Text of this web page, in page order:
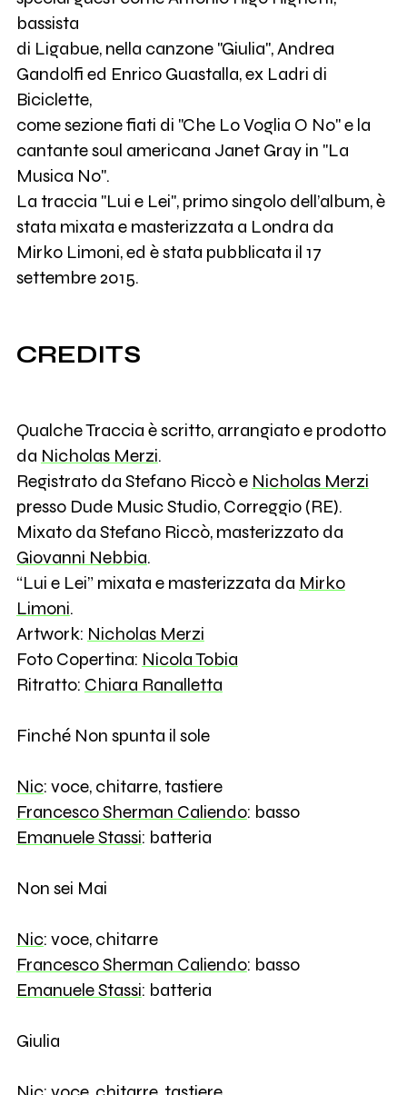
bassista
di Ligabue, nella canzone "Giulia", Andrea
Gandolfi ed Enrico Guastalla, ex Ladri di
Biciclette,
come sezione fiati di "Che Lo Voglia O No" e la
cantante soul americana Janet Gray in "La
Musica No".
La traccia "Lui e Lei", primo singolo dell’album, è
stata mixata e masterizzata a Londra da
Mirko Limoni, ed è stata pubblicata il 17
settembre 2015.
CREDITS
Qualche Traccia è scritto, arrangiato e prodotto
da Nicholas Merzi.
Registrato da Stefano Riccò e Nicholas Merzi
presso Dude Music Studio, Correggio (RE).
Mixato da Stefano Riccò, masterizzato da
Giovanni Nebbia.
“Lui e Lei” mixata e masterizzata da Mirko
Limoni.
Artwork: Nicholas Merzi
Foto Copertina: Nicola Tobia
Ritratto: Chiara Ranalletta
Finché Non spunta il sole
Nic: voce, chitarre, tastiere
Francesco Sherman Caliendo: basso
Emanuele Stassi: batteria
Non sei Mai
Nic: voce, chitarre
Francesco Sherman Caliendo: basso
Emanuele Stassi: batteria
Giulia